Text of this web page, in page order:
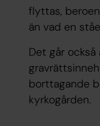
flyttas,
än vad en
Det går
borttagande
kyrkogården.